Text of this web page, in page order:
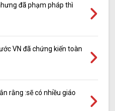
đã phạm pháp thì
VN đã chứng kiến toàn
rằng :sẽ có nhiều giáo